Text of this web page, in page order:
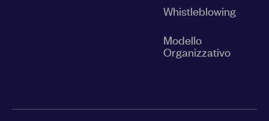
Whistleblowing
Modello
Organizzativo